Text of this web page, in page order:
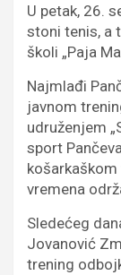
U petak, 26.
stoni tenis, a
školi „Paja
Najmlađi
javnom
udruženjem
sport
košarkaškom
vremena
Sledećeg
Jovanović
trening